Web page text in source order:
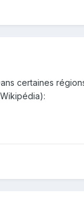
certaines